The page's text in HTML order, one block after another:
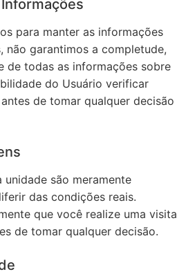
para manter as informações
não garantimos a completude,
de todas as informações sobre
do Usuário verificar
de tomar qualquer decisão
são meramente
das condições reais.
que você realize uma visita
de tomar qualquer decisão.